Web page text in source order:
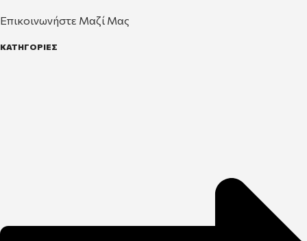
Επικοινωνήστε Μαζί Μας
ΚΑΤΗΓΟΡΙΕΣ